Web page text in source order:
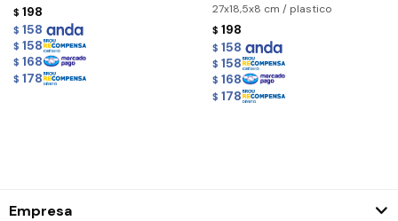
$ 198
$ 158
$ 158
$ 168
$ 178
27x18,5x8 cm / plastico
$ 198
$ 158
$ 158
$ 168
$ 178
Empresa